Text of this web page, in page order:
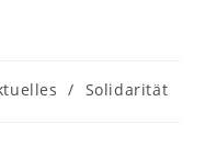
/ Solidarität